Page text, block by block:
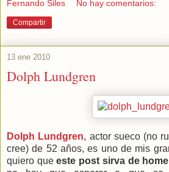
Fernando Siles No hay comentarios:
Compartir
13 ene 2010
Dolph Lundgren
Dolph Lundgren, actor sueco (no
cree) de 52 años, es uno de mis
quiero queeste post sirva de